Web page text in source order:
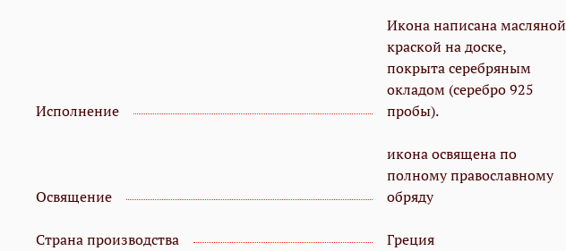
Исполнение
Икона написана масляной
краской на доске,
покрыта серебряным
окладом (серебро 925
пробы).
Освящение
икона освящена по
полному православному
обряду
Страна производства Греция